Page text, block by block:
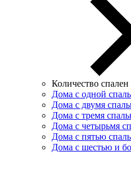
Количество спален
Дома с одной
Дома с двумя
Дома с тремя
Дома с четырьмя
Дома с пятью
Дома с шестью и